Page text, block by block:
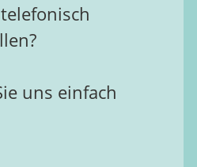
uns einfach